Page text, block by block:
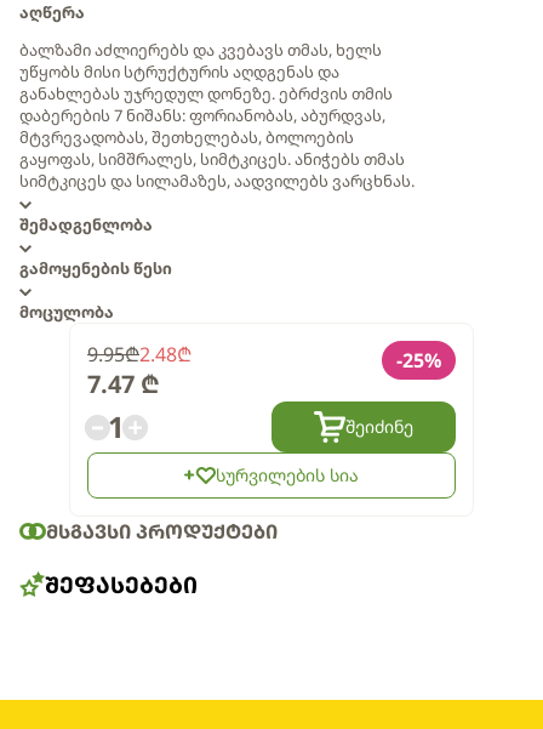
აღწერა
ბალზამი აძლიერებს და კვებავს თმას, ხელს
უწყობს მისი სტრუქტურის აღდგენას და
განახლებას უჯრედულ დონეზე. ებრძვის თმის
დაბერების 7 ნიშანს: ფორიანობას, აბურდვას,
მტვრევადობას, შეთხელებას, ბოლოების
გაყოფას, სიმშრალეს, სიმტკიცეს. ანიჭებს თმას
სიმტკიცეს და სილამაზეს, აადვილებს ვარცხნას.
შემადგენლობა
გამოყენების წესი
მოცულობა
9.95₾2.48₾
7.47 ₾
-25%
1 შეიძინე
სურვილების სია
ᲛᲡᲒᲐᲕᲡᲘ ᲞᲠᲝᲓᲣᲥᲢᲔᲑᲘ
ᲨᲔᲤᲐᲡᲔᲑᲔᲑᲘ